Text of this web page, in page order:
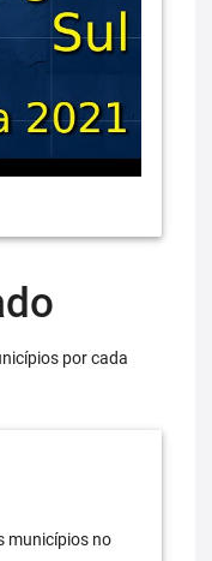
por cada
municípios no